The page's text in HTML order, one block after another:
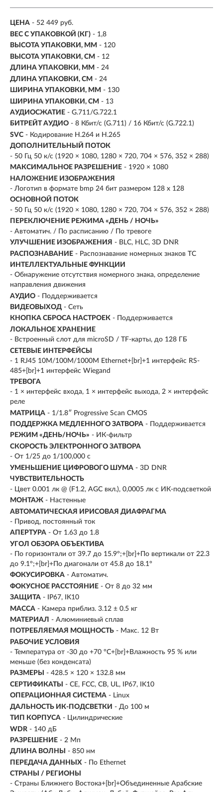
ЦЕНА - 52 449 руб.
ВЕС С УПАКОВКОЙ (КГ) - 1,8
ВЫСОТА УПАКОВКИ, ММ - 120
ВЫСОТА УПАКОВКИ, СМ - 12
ДЛИНА УПАКОВКИ, ММ - 24
ДЛИНА УПАКОВКИ, СМ - 24
ШИРИНА УПАКОВКИ, ММ - 130
ШИРИНА УПАКОВКИ, СМ - 13
АУДИОСЖАТИЕ - G.711/G.722.1
БИТРЕЙТ АУДИО - 8 Кбит/с (G.711) / 16 Кбит/с (G.722.1)
SVC - Кодирование H.264 и H.265
ДОПОЛНИТЕЛЬНЫЙ ПОТОК
- 50 Гц 50 к/с (1920 × 1080, 1280 × 720, 704 × 576, 352 × 288)
МАКСИМАЛЬНОЕ РАЗРЕШЕНИЕ - 1920 × 1080
НАЛОЖЕНИЕ ИЗОБРАЖЕНИЯ
- Логотип в формате bmp 24 бит размером 128 х 128
ОСНОВНОЙ ПОТОК
- 50 Гц 50 к/с (1920 × 1080, 1280 × 720, 704 × 576, 352 × 288)
ПЕРЕКЛЮЧЕНИЕ РЕЖИМА «ДЕНЬ / НОЧЬ»
- Автоматич. / По расписанию / По тревоге
УЛУЧШЕНИЕ ИЗОБРАЖЕНИЯ - BLC, HLC, 3D DNR
РАСПОЗНАВАНИЕ - Распознавание номерных знаков ТС
ИНТЕЛЛЕКТУАЛЬНЫЕ ФУНКЦИИ
- Обнаружение отсутствия номерного знака, определение
направления движения
АУДИО - Поддерживается
ВИДЕОВЫХОД - Сеть
КНОПКА СБРОСА НАСТРОЕК - Поддерживается
ЛОКАЛЬНОЕ ХРАНЕНИЕ
- Встроенный слот для microSD / TF-карты, до 128 ГБ
СЕТЕВЫЕ ИНТЕРФЕЙСЫ
- 1 RJ45 10M/100M/1000M Ethernet+[br]+1 интерфейс RS-
485+[br]+1 интерфейс Wiegand
ТРЕВОГА
- 1 × интерфейс входа, 1 × интерфейс выхода, 2 × интерфейс
реле
МАТРИЦА - 1/1.8″ Progressive Scan CMOS
ПОДДЕРЖКА МЕДЛЕННОГО ЗАТВОРА - Поддерживается
РЕЖИМ «ДЕНЬ/НОЧЬ» - ИК-фильтр
СКОРОСТЬ ЭЛЕКТРОННОГО ЗАТВОРА
- От 1/25 до 1/100,000 с
УМЕНЬШЕНИЕ ЦИФРОВОГО ШУМА - 3D DNR
ЧУВСТВИТЕЛЬНОСТЬ
- Цвет 0.001 лк @ (F1.2, AGC вкл.), 0,0005 лк с ИК-подсветкой
МОНТАЖ - Настенные
АВТОМАТИЧЕСКАЯ ИРИСОВАЯ ДИАФРАГМА
- Привод, постоянный ток
АПЕРТУРА - От 1.63 до 1.8
УГОЛ ОБЗОРА ОБЪЕКТИВА
- По горизонтали от 39.7 до 15.9°;+[br]+По вертикали от 22.3
до 9.1°;+[br]+По диагонали от 45.8 до 18.1°
ФОКУСИРОВКА - Автоматич.
ФОКУСНОЕ РАССТОЯНИЕ - От 8 до 32 мм
ЗАЩИТА - IP67, IK10
МАССА - Камера приблиз. 3.12 ± 0.5 кг
МАТЕРИАЛ - Алюминиевый сплав
ПОТРЕБЛЯЕМАЯ МОЩНОСТЬ - Макс. 12 Вт
РАБОЧИЕ УСЛОВИЯ
- Температура от -30 до +70 °C+[br]+Влажность 95 % или
меньше (без конденсата)
РАЗМЕРЫ
- 428.5 × 120 × 132.8 мм
СЕРТИФИКАТЫ
- CE, FCC, CB, UL, IP67, IK10
ОПЕРАЦИОННАЯ СИСТЕМА - Linux
ДАЛЬНОСТЬ ИК-ПОДСВЕТКИ - До 100 м
ТИП КОРПУСА - Цилиндрические
WDR - 140 дБ
РАЗРЕШЕНИЕ - 2 Мп
ДЛИНА ВОЛНЫ
- 850 нм
ПЕРЕДАЧА ДАННЫХ - По Ethernet
СТРАНЫ / РЕГИОНЫ
- Страны Ближнего Востока+[br]+Объединенные Арабские